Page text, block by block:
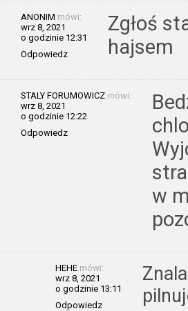
ANONIM mówi:
wrz 8, 2021
o godzinie 12:31
Odpowiedz
Zgłoś
hajsem
STALY FORUMOWICZ mówi:
wrz 8, 2021
o godzinie 12:22
Odpowiedz
w
HEHE mówi:
wrz 8, 2021
o godzinie 13:11
Odpowiedz